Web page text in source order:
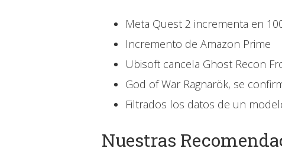
Meta Quest 2 incrementa en
Incremento de Amazon Prime
Ubisoft cancela Ghost Recon
God of War Ragnarök, se
Filtrados los datos de un
Nuestras